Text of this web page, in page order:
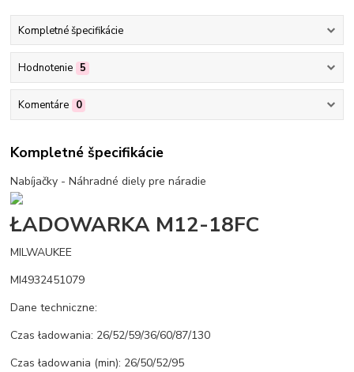
Kompletné špecifikácie
Hodnotenie 5
Komentáre 0
Kompletné špecifikácie
Nabíjačky - Náhradné diely pre náradie
ŁADOWARKA M12-18FC
MILWAUKEE
MI4932451079
Dane techniczne:
Czas ładowania: 26/52/59/36/60/87/130
Czas ładowania (min): 26/50/52/95